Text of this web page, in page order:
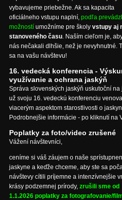
vybavujeme priebežne. Ak sa kapacita
oficiálneho vstupu naplní, podľa
možností umožníme pre školy vstupy aj
stanoveného času. Naším cieľom je,
nás nečakali dlhšie, než je nevyhnutné.
sa na vašu návštevu!
16. vedecká konferencia -
využívanie a ochrana jaskýň
Správa slovenských jaskýň uskutoční na
už svoju 16. vedeckú konferenciu
viacerým aspektom starostlivosti o
Podrobnejšie informácie - po kliknutí na
Poplatky za foto/video zrušené
Vážení návštevníci,
ceníme si váš záujem o naše
jaskyne a keďže chceme, aby ste sa
návštevy cítili príjemne a intenzívnejšie
krásy podzemnej prírody, zrušili sme od
1.1.2026 poplatky za fotografovanie/